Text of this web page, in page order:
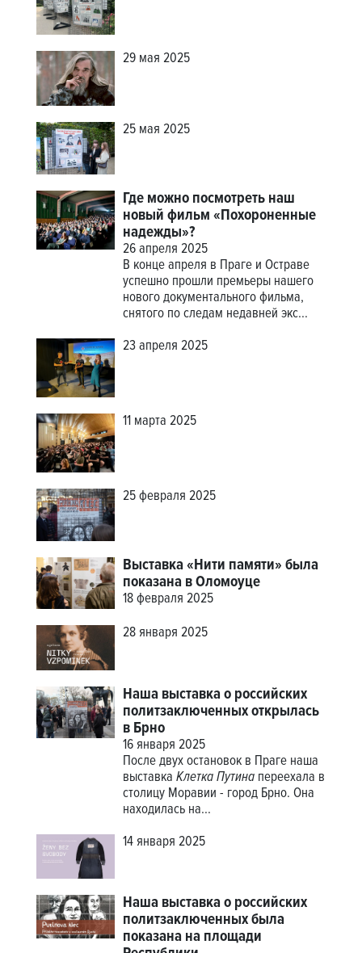
29 мая 2025
25 мая 2025
Где можно посмотреть наш
новый фильм «Похороненные
надежды»?
26 апреля 2025
В конце апреля в Праге и Остраве
успешно прошли премьеры нашего
нового документального фильма,
снятого по следам недавней экс...
23 апреля 2025
11 марта 2025
25 февраля 2025
Выставка «Нити памяти» была
показана в Оломоуце
18 февраля 2025
28 января 2025
Наша выставка о российских
политзаключенных открылась
в Брно
16 января 2025
После двух остановок в Праге наша
выставкаКлетка Путина переехала в
столицу Моравии - город Брно. Она
находилась на...
14 января 2025
Наша выставка о российских
политзаключенных была
показана на площади